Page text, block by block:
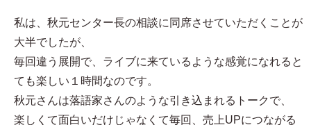
私は、秋元センター長の相談に同席させていただくことが
大半でしたが、
毎回違う展開で、ライブに来ているような感覚になれると
ても楽しい１時間なのです。
秋元さんは落語家さんのような引き込まれるトークで、
楽しくて面白いだけじゃなくて毎回、売上UPにつながる